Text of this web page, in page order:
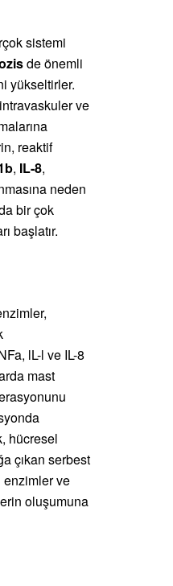
sistemi
de önemli
yükseltirler.
ve
reaktif
, IL-8,
neden
bir çok
başlatır.
lL-l ve IL-8
mast
hücresel
çıkan serbest
ve
oluşumuna